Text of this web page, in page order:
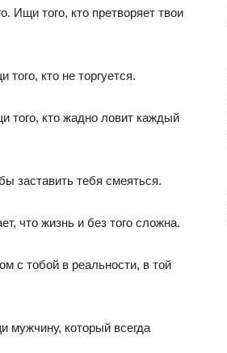
Ищи того, кто претворяет твои
кто не торгуется.
того, кто жадно ловит каждый
заставить тебя смеяться.
что жизнь и без того сложна.
с тобой в реальности, в той
который всегда